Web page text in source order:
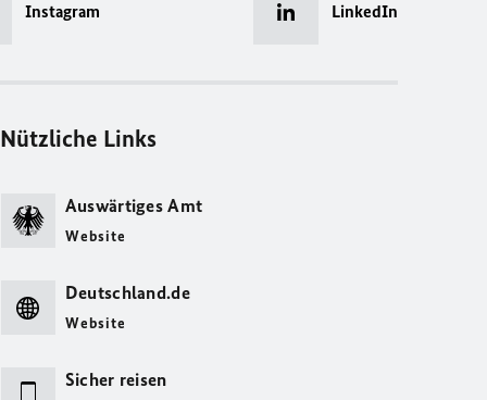
Instagram LinkedIn
Nützliche Links
Auswärtiges Amt
Website
Deutschland.de
Website
Sicher reisen